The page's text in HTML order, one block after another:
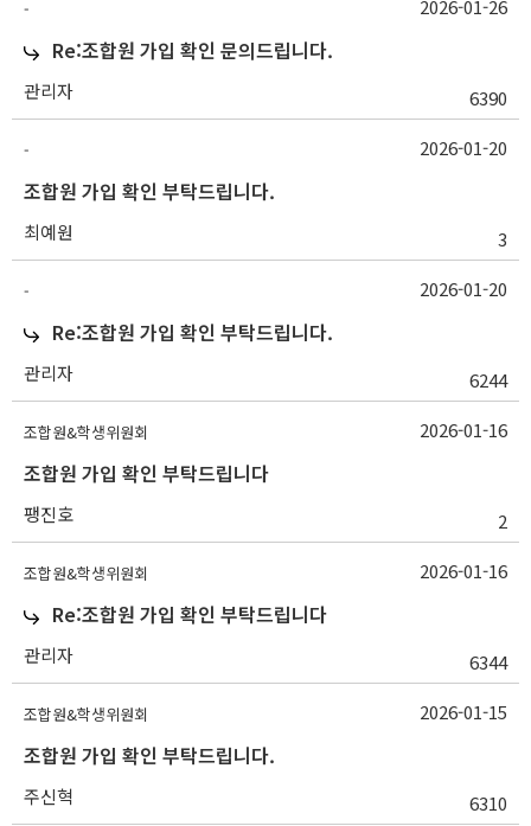
-
Re:조합원 가입 확인 문의드립니다.
관리자 6390
2026-01-26
-
조합원 가입 확인 부탁드립니다.
최예원 3
2026-01-20
-
Re:조합원 가입 확인 부탁드립니다.
관리자 6244
2026-01-20
조합원&학생위원회
조합원 가입 확인 부탁드립니다
팽진호 2
2026-01-16
조합원&학생위원회
Re:조합원 가입 확인 부탁드립니다
관리자 6344
2026-01-16
조합원&학생위원회
조합원 가입 확인 부탁드립니다.
주신혁 6310
2026-01-15